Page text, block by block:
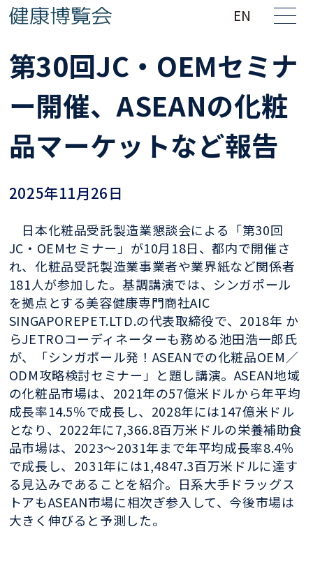
EN
第30回JC・OEMセミナ
ー開催、ASEANの化粧
品マーケットなど報告
2025年11月26日
日本化粧品受託製造業懇談会による「第30回
JC・OEMセミナー」が10月18日、都内で開催さ
れ、化粧品受託製造業事業者や業界紙など関係者
181人が参加した。基調講演では、シンガポール
を拠点とする美容健康専門商社AIC
SINGAPOREPET.LTD.の代表取締役で、2018年 か
らJETROコーディネーターも務める池田浩一郎氏
が、「シンガポール発！ASEANでの化粧品OEM／
ODM攻略検討セミナー」と題し講演。ASEAN地域
の化粧品市場は、2021年の57億米ドルから年平均
成長率14.5％で成長し、2028年には147億米ドル
となり、2022年に7,366.8百万米ドルの栄養補助食
品市場は、2023〜2031年まで年平均成長率8.4％
で成長し、2031年には1,4847.3百万米ドルに達す
る見込みであることを紹介。日系大手ドラッグス
トアもASEAN市場に相次ぎ参入して、今後市場は
大きく伸びると予測した。